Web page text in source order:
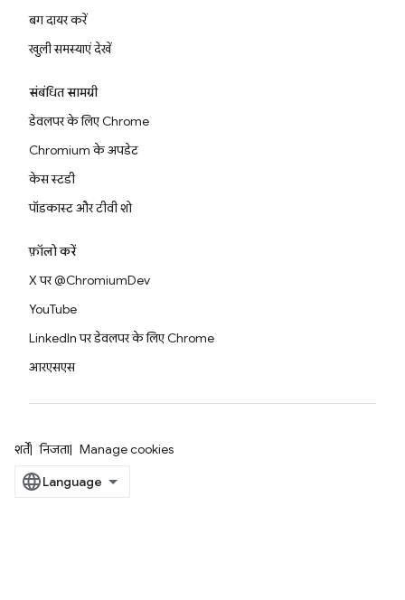
बग दायर करें
खुली समस्याएं देखें
संबंधित सामग्री
डेवलपर के लिए Chrome
Chromium के अपडेट
केस स्टडी
पॉडकास्ट और टीवी शो
फ़ॉलो करें
X पर @ChromiumDev
YouTube
LinkedIn पर डेवलपर के लिए Chrome
आरएसएस
शर्तें निजता Manage cookies